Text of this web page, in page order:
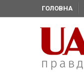
ГОЛОВНА